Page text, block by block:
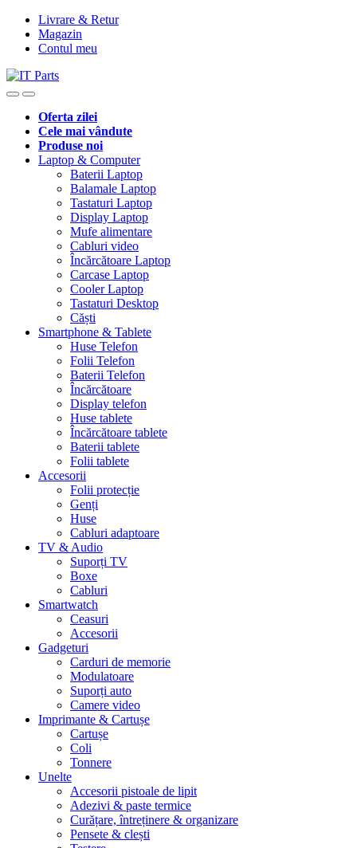
Livrare & Retur
Magazin
Contul meu
Oferta zilei
Cele mai vândute
Produse noi
Laptop & Computer
Baterii Laptop
Balamale Laptop
Tastaturi Laptop
Display Laptop
Mufe alimentare
Cabluri video
Încărcătoare Laptop
Carcase Laptop
Cooler Laptop
Tastaturi Desktop
Căști
Smartphone & Tablete
Huse Telefon
Folii Telefon
Baterii Telefon
Încărcătoare
Display telefon
Huse tablete
Încărcătoare tablete
Baterii tablete
Folii tablete
Accesorii
Folii protecție
Genți
Huse
Cabluri adaptoare
TV & Audio
Suporți TV
Boxe
Cabluri
Smartwatch
Ceasuri
Accesorii
Gadgeturi
Carduri de memorie
Modulatoare
Suporți auto
Camere video
Imprimante & Cartușe
Cartușe
Coli
Tonnere
Unelte
Accesorii pistoale de lipit
Adezivi & paste termice
Curățare, întreținere & organizare
Pensete & clești